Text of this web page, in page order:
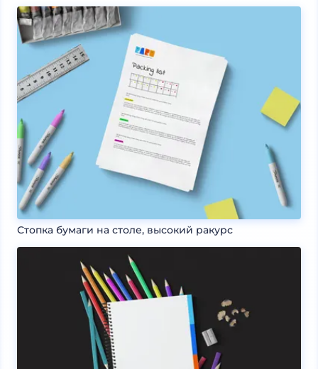
Стопка бумаги на столе, высокий ракурс